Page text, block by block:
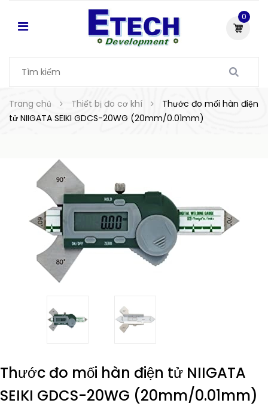
0
Trang chủ Thiết bị đo cơ khí
Thước đo mối hàn điện
tử NIIGATA SEIKI GDCS-20WG (20mm/0.01mm)
Thước đo mối hàn điện tử NIIGATA
SEIKI GDCS-20WG (20mm/0.01mm)